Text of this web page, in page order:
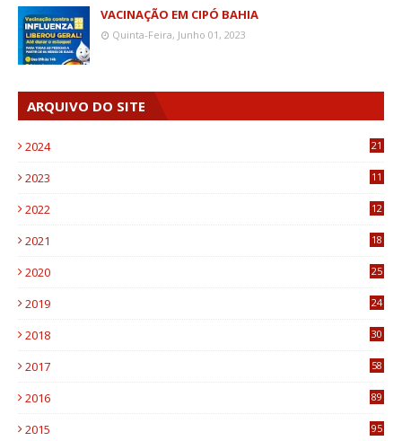
VACINAÇÃO EM CIPÓ BAHIA
Quinta-Feira, Junho 01, 2023
ARQUIVO DO SITE
2024 21
2023
11
2022
12
2021
18
2020
25
2019
24
2018
30
2017
58
2016
89
2015
95